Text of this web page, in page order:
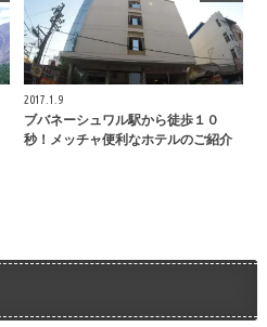
2017.1.9
ブバネーシュワル駅から徒歩１０
秒！メッチャ便利なホテルのご紹介